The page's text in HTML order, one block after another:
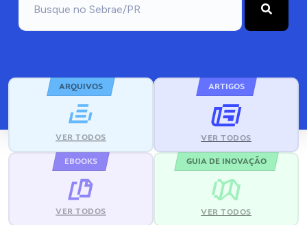
ARQUIVOS
VER TODOS
ARTIGOS
VER TODOS
EBOOKS
VER TODOS
GUIA DE INOVAÇÃO
VER TODOS